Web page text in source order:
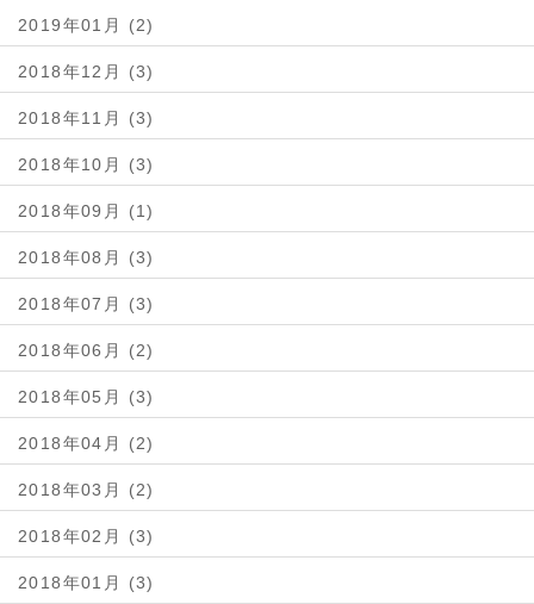
2019年01月 (2)
2018年12月 (3)
2018年11月 (3)
2018年10月 (3)
2018年09月 (1)
2018年08月 (3)
2018年07月 (3)
2018年06月 (2)
2018年05月 (3)
2018年04月 (2)
2018年03月 (2)
2018年02月 (3)
2018年01月 (3)